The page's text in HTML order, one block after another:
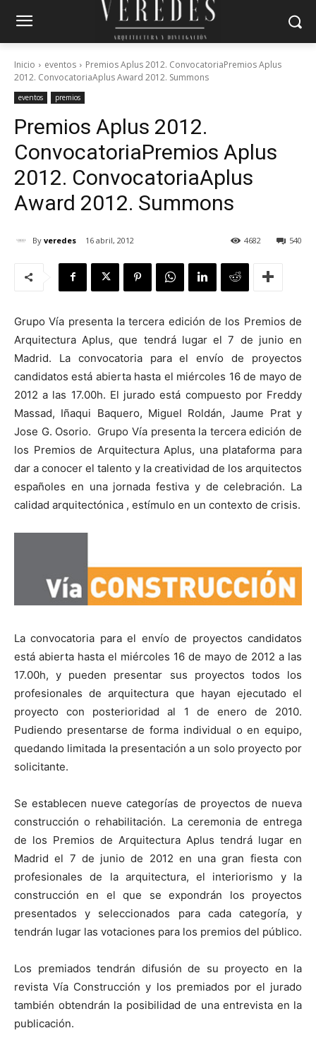
Inicio eventos
Premios Aplus 2012. ConvocatoriaPremios Aplus
2012. ConvocatoriaAplus Award 2012. Summons
eventos premios
Premios Aplus 2012.
ConvocatoriaPremios Aplus
2012. ConvocatoriaAplus
Award 2012. Summons
By veredes 16 abril, 2012 540
4682
Grupo Vía presenta la tercera edición de los Premios de
Arquitectura Aplus, que tendrá lugar el 7 de junio en
Madrid. La convocatoria para el envío de proyectos
candidatos está abierta hasta el miércoles 16 de mayo de
2012 a las 17.00h. El jurado está compuesto por Freddy
Massad, Iñaqui Baquero, Miguel Roldán, Jaume Prat y
Jose G. Osorio. Grupo Vía presenta la tercera edición de
los Premios de Arquitectura Aplus, una plataforma para
dar a conocer el talento y la creatividad de los arquitectos
españoles en una jornada festiva y de celebración. La
calidad arquitectónica , estímulo en un contexto de crisis.
La convocatoria para el envío de proyectos candidatos
está abierta hasta el miércoles 16 de mayo de 2012 a las
17.00h, y pueden presentar sus proyectos todos los
profesionales de arquitectura que hayan ejecutado el
proyecto con posterioridad al 1 de enero de 2010.
Pudiendo presentarse de forma individual o en equipo,
quedando limitada la presentación a un solo proyecto por
solicitante.
Se establecen nueve categorías de proyectos de nueva
construcción o rehabilitación. La ceremonia de entrega
de los Premios de Arquitectura Aplus tendrá lugar en
Madrid el 7 de junio de 2012 en una gran fiesta con
profesionales de la arquitectura, el interiorismo y la
construcción en el que se expondrán los proyectos
presentados y seleccionados para cada categoría, y
tendrán lugar las votaciones para los premios del público.
Los premiados tendrán difusión de su proyecto en la
revista Vía Construcción y los premiados por el jurado
también obtendrán la posibilidad de una entrevista en la
publicación.